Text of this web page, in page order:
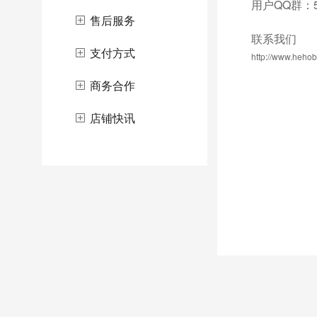
售后服务
支付方式
商务合作
店铺快讯
用户QQ群
联系我们
http://